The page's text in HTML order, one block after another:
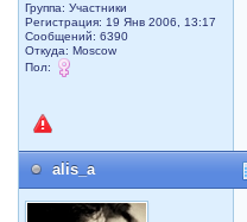
Группа: Участники
Регистрация: 19 Янв 2006, 13:17
Сообщений: 6390
Откуда: Moscow
Пол:
alis_a